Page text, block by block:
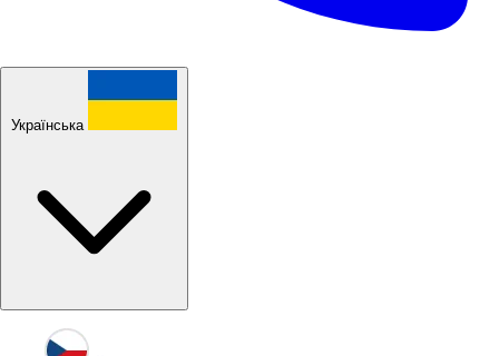
Українська